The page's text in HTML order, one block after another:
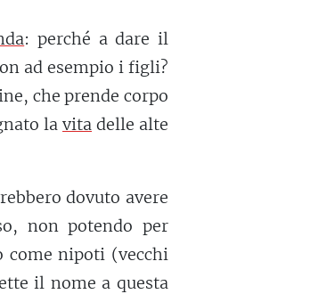
: perché a dare il
ad esempio i figli?
che prende corpo
la vita delle alte
dovuto avere
non potendo per
come nipoti (vecchi
il nome a questa